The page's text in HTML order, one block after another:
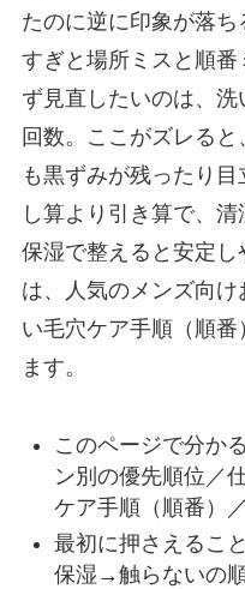
たのに逆に印象が落
すぎと場所ミスと順番
ず見直したいのは、
回数。ここがズレる
も黒ずみが残ったり
し算より引き算で、
保湿で整えると安定
は、人気のメンズ向け
い毛穴ケア手順（順
ます。
このページで分か
ン別の優先順位／
ケア手順（順番）
最初に押さえるこ
保湿→触らないの